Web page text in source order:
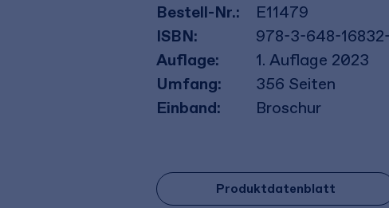
Bestell-Nr.:
E11479
ISBN:
978-3-648-
Auflage:
1. Auflage 2023
Umfang:
356 Seiten
Einband:
Broschur
Produktdatenblatt